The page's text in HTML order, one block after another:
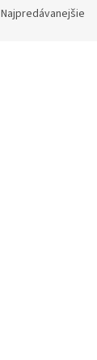
Najpredávanejšie